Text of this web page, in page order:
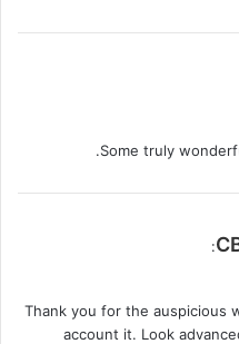
Some truly
:
Thank you for the auspicious
account it. Look